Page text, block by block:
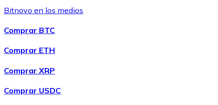
Bitnovo en los medios
Comprar BTC
Comprar ETH
Comprar XRP
Comprar USDC